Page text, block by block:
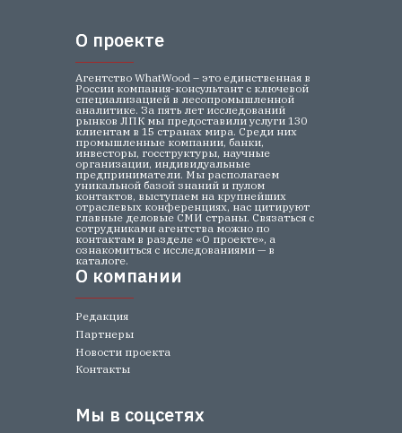
Редакция
Партнеры
Агентство WhatWood – это единственная в
России компания-консультант с ключевой
специализацией в лесопромышленной
аналитике. За пять лет исследований
рынков ЛПК мы предоставили услуги 130
клиентам в 15 странах мира. Среди них
промышленные компании, банки,
инвесторы, госструктуры, научные
организации, индивидуальные
предприниматели. Мы располагаем
уникальной базой знаний и пулом
контактов, выступаем на крупнейших
отраслевых конференциях, нас цитируют
главные деловые СМИ страны. Связаться с
сотрудниками агентства можно по
контактам в разделе «О проекте», а
ознакомиться с исследованиями — в
каталоге.
Новости проекта
Контакты
О проекте
О компании
Мы в соцсетях
О проекте
Мы в соцсетях
О компании